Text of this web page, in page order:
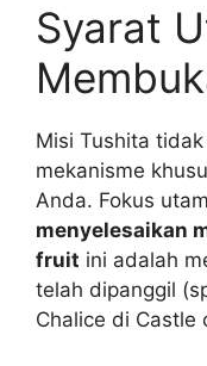
Syarat
Misi Tushita
mekanisme
Anda. Fokus
menyelesaikan
fruit ini adalah
telah dipanggil
Chalice di Castle